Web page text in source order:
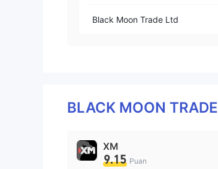
Black Moon Trade Ltd
BLACK MOON TRADE
XM
9.15 Puan